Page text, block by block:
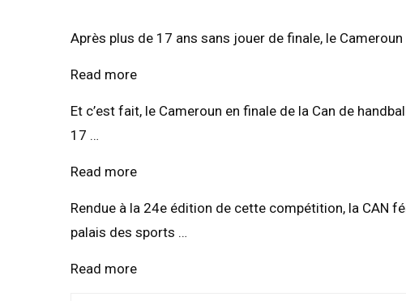
Après plus de 17 ans sans jouer de finale, le
Read more
Et c’est fait, le Cameroun en finale de la Can de
17 …
Read more
Rendue à la 24e édition de cette compétition, la CAN
palais des sports …
Read more